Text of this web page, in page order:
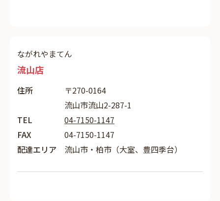
ながれやまてん
流山店
住所
〒270-0164
流山市流山2-287-1
TEL
04-7150-1147
FAX
04-7150-1147
配達エリア
流山市・柏市（大室、豊四季台）